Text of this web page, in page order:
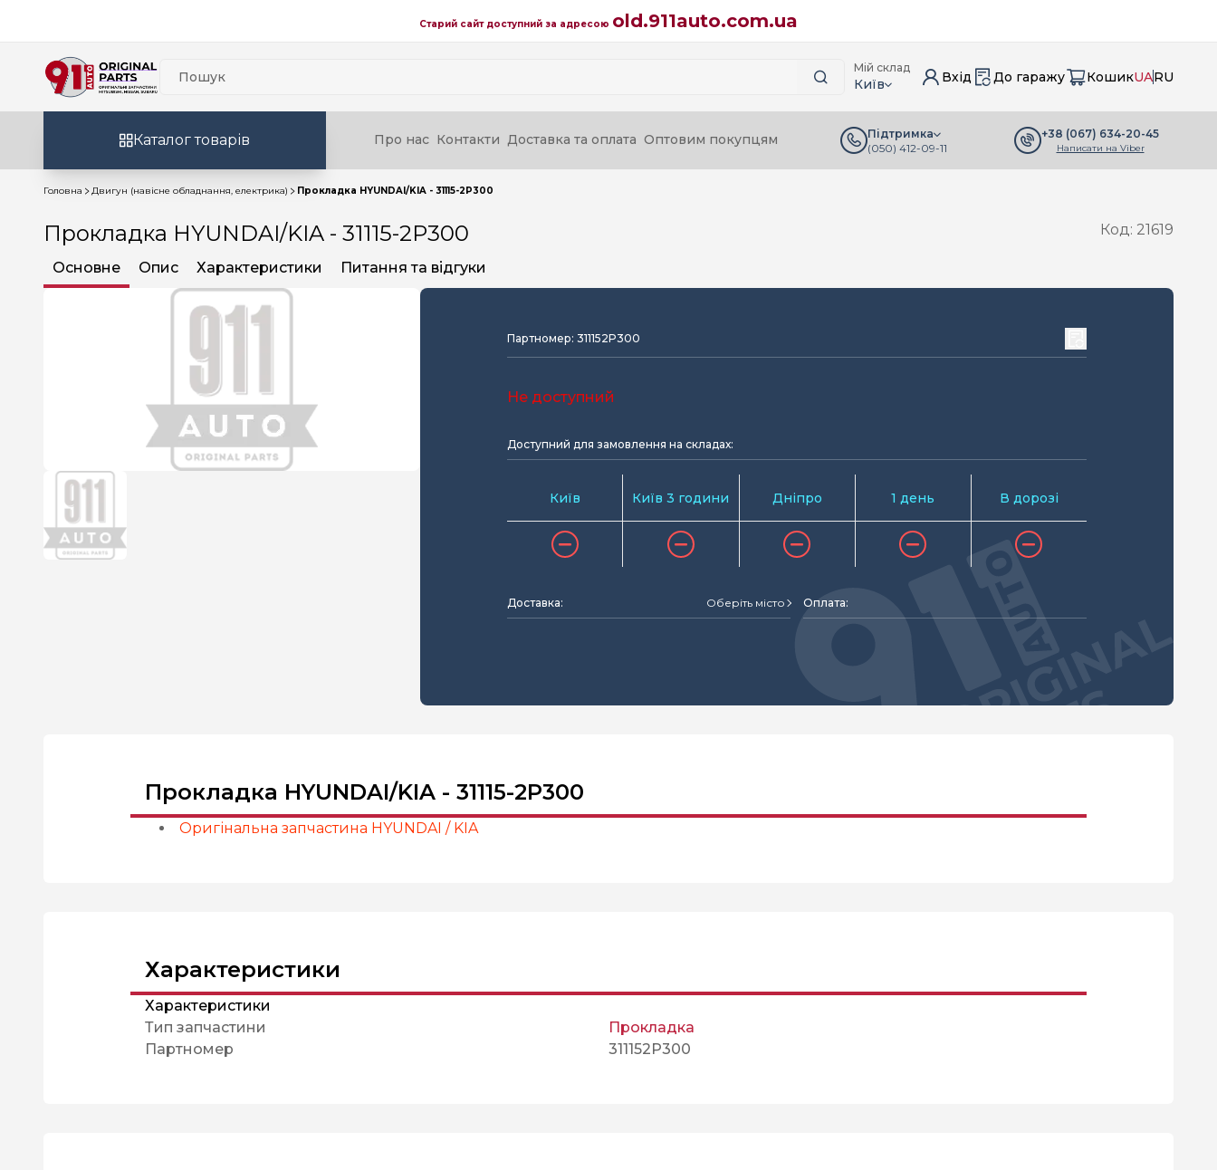
Старий сайт доступний за адресою old.911auto.com.ua
Мій склад
Київ Вхід До гаражу КошикUARU
Каталог товарів Про нас Контакти Доставка та оплата Оптовим покупцям
Підтримка
(050) 412-09-11
+38 (067) 634-20-45
Написати на Viber
Головна Двигун (навісне обладнання, електрика) Прокладка HYUNDAI/KIA - 31115-2P300
Прокладка HYUNDAI/KIA - 31115-2P300 Код: 21619
Основне Опис Характеристики Питання та відгуки
Партномер: 311152P300
Не доступний
Доступний для замовлення на складах:
Київ Київ 3 години Дніпро 1 день В дорозі
Доставка: Оберіть місто Оплата:
Прокладка HYUNDAI/KIA - 31115-2P300
Оригінальна запчастина HYUNDAI / KIA
Характеристики
Характеристики
Тип запчастини
Прокладка
Партномер
311152P300